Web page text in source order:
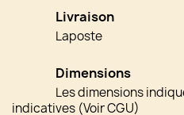
Livraison
Laposte
Dimensions
Les dimensions
indicatives (Voir CGU)